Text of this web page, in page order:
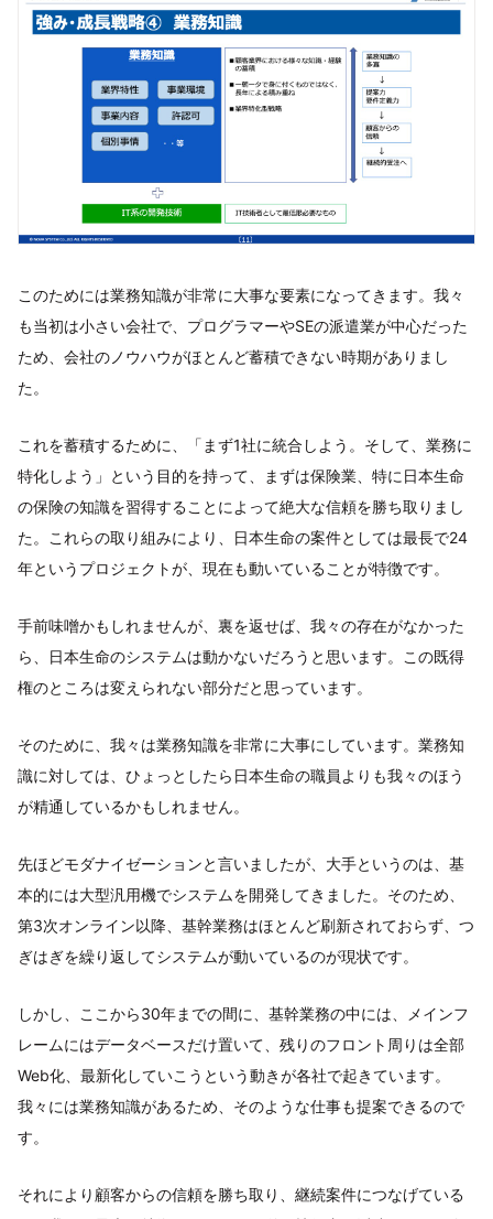
このためには業務知識が非常に大事な要素になってきます。我々
も当初は小さい会社で、プログラマーやSEの派遣業が中心だった
ため、会社のノウハウがほとんど蓄積できない時期がありまし
た。
これを蓄積するために、「まず1社に統合しよう。そして、業務に
特化しよう」という目的を持って、まずは保険業、特に日本生命
の保険の知識を習得することによって絶大な信頼を勝ち取りまし
た。これらの取り組みにより、日本生命の案件としては最長で24
年というプロジェクトが、現在も動いていることが特徴です。
手前味噌かもしれませんが、裏を返せば、我々の存在がなかった
ら、日本生命のシステムは動かないだろうと思います。この既得
権のところは変えられない部分だと思っています。
そのために、我々は業務知識を非常に大事にしています。業務知
識に対しては、ひょっとしたら日本生命の職員よりも我々のほう
が精通しているかもしれません。
先ほどモダナイゼーションと言いましたが、大手というのは、基
本的には大型汎用機でシステムを開発してきました。そのため、
第3次オンライン以降、基幹業務はほとんど刷新されておらず、つ
ぎはぎを繰り返してシステムが動いているのが現状です。
しかし、ここから30年までの間に、基幹業務の中には、メインフ
レームにはデータベースだけ置いて、残りのフロント周りは全部
Web化、最新化していこうという動きが各社で起きています。
我々には業務知識があるため、そのような仕事も提案できるので
す。
それにより顧客からの信頼を勝ち取り、継続案件につなげている